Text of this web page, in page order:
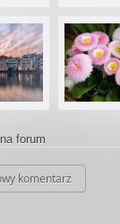
forum
komentarz